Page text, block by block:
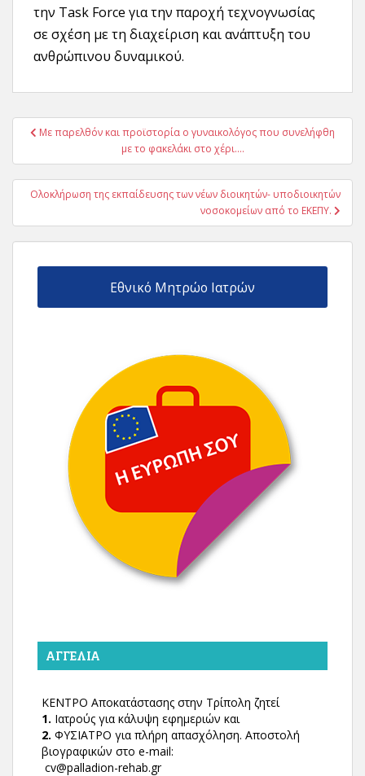
την Task Force για την παροχή τεχνογνωσίας
σε σχέση με τη διαχείριση και ανάπτυξη του
ανθρώπινου δυναμικού.
Πλοήγηση
Με παρελθόν και προϊστορία ο γυναικολόγος που συνελήφθη
με το φακελάκι στο χέρι….
Ολοκλήρωση της εκπαίδευσης των νέων διοικητών- υποδιοικητών
νοσοκομείων από το ΕΚΕΠΥ.
Εθνικό Μητρώο Ιατρών
ΑΓΓΕΛΊΑ
ΚΕΝΤΡΟ Αποκατάστασης στην Τρίπολη ζητεί
1. Ιατρούς για κάλυψη εφημεριών και
2. ΦΥΣΙΑΤΡΟ για πλήρη απασχόληση. Αποστολή
βιογραφικών στο e-mail:
cv@palladion-rehab.gr